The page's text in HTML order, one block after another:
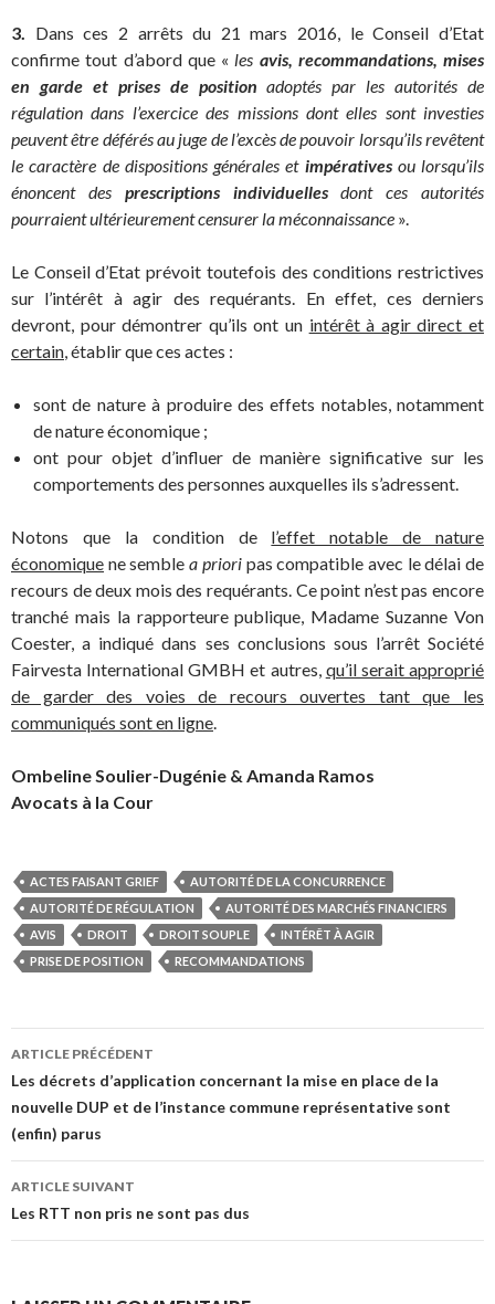
3. Dans ces 2 arrêts du 21 mars 2016, le Conseil d’Etat
confirme tout d’abord que « les avis, recommandations, mises
en garde et prises de positionadoptés par les autorités de
régulation dans l’exercice des missions dont elles sont investies
peuvent être déférés au juge de l’excès de pouvoir lorsqu’ils revêtent
le caractère de dispositions générales et impérativesou lorsqu’ils
énoncent des prescriptions individuellesdont ces autorités
pourraient ultérieurement censurer la méconnaissance ».
Le Conseil d’Etat prévoit toutefois des conditions restrictives
sur l’intérêt à agir des requérants. En effet, ces derniers
devront, pour démontrer qu’ils ont un intérêt à agir direct et
certain, établir que ces actes :
sont de nature à produire des effets notables, notamment
de nature économique ;
ont pour objet d’influer de manière significative sur les
comportements des personnes auxquelles ils s’adressent.
Notons que la condition de l’effet notable de nature
économique ne semblea prioripas compatible avec le délai de
recours de deux mois des requérants. Ce point n’est pas encore
tranché mais la rapporteure publique, Madame Suzanne Von
Coester, a indiqué dans ses conclusions sous l’arrêt Société
Fairvesta International GMBH et autres, qu’il serait approprié
de garder des voies de recours ouvertes tant que les
communiqués sont en ligne.
Ombeline Soulier-Dugénie & Amanda Ramos
Avocats à la Cour
ACTES FAISANT GRIEF
AUTORITÉ DE LA CONCURRENCE
AUTORITÉ DE RÉGULATION
AUTORITÉ DES MARCHÉS FINANCIERS
AVIS
DROIT DROIT SOUPLE
INTÉRÊT À AGIR
PRISE DE POSITION
RECOMMANDATIONS
Navigation
des
articles
ARTICLE PRÉCÉDENT
Les décrets d’application concernant la mise en place de la
nouvelle DUP et de l’instance commune représentative sont
(enfin) parus
ARTICLE SUIVANT
Les RTT non pris ne sont pas dus